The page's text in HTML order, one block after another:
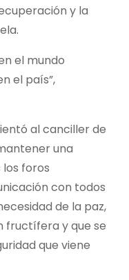
y la
el mundo
el país”,
al canciller de
una
foros
con todos
de la paz,
fructífera y que se
que viene